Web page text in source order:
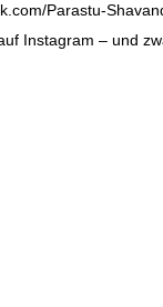
Parastu-
Instagram – und